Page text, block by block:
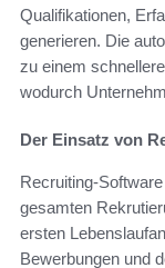
Qualifikationen,
generieren. Die
zu einem
wodurch
Der Einsatz von
Recruiting-
gesamten
ersten
Bewerbungen und